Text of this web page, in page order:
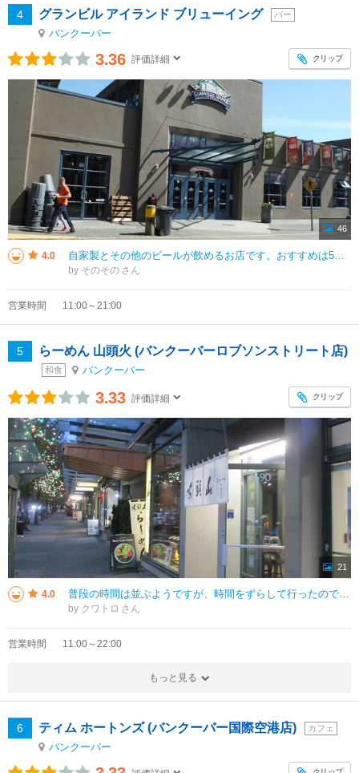
4 グランビル アイランド ブリューイング バー
バンクーバー
3.36 評価詳細 クリップ
46
4.0
by そのその
営業時間 11:00～21:00
5 らーめん 山頭火 (バンクーバーロブソンストリート店)
和食 バンクーバー
3.33 評価詳細 クリップ
21
4.0
by クワトロ
営業時間 11:00～22:00
もっと見る
6 ティム ホートンズ (バンクーバー国際空港店) カフェ
バンクーバー